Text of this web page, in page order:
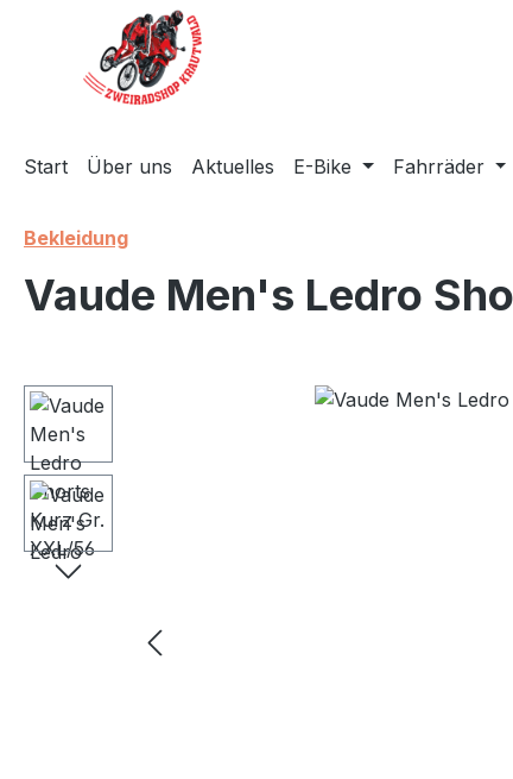
Hauptinhalt springen
Zur Suche springen
Zur Hauptnavigation springen
Start Über uns Aktuelles E-Bike Fahrräder
Bekleidung
Vaude Men's Ledro
Bildergalerie überspringen